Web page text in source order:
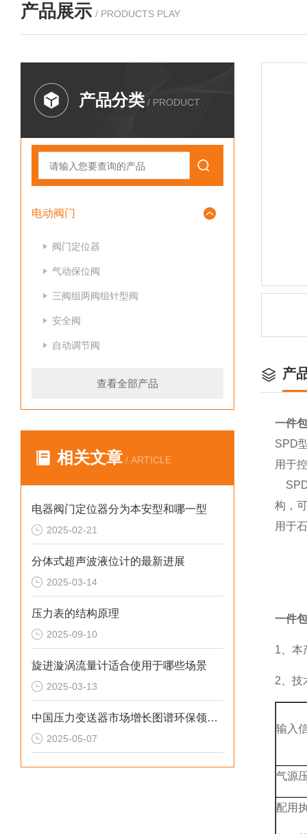
产品展示 / PRODUCTS PLAY
产品分类 / PRODUCT
电动阀门
阀门定位器
气动保位阀
三阀组两阀组针型阀
安全阀
自动调节阀
查看全部产品
相关文章 / ARTICLE
电器阀门定位器分为本安型和哪一型
2025-02-21
分体式超声波液位计的最新进展
2025-03-14
压力表的结构原理
2025-09-10
旋进漩涡流量计适合使用于哪些场景
2025-03-13
中国压力变送器市场增长图谱环保领域需求驱动产业升级
2025-05-07
产
一件
SPD
用于
SPD
构，
用于
一件
1、本
2、技
输入
气源
配用